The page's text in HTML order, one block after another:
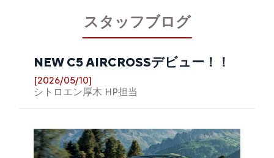
スタッフブログ
NEW C5 AIRCROSSデビュー！！
[2026/05/10]
シトロエン厚木 HP担当